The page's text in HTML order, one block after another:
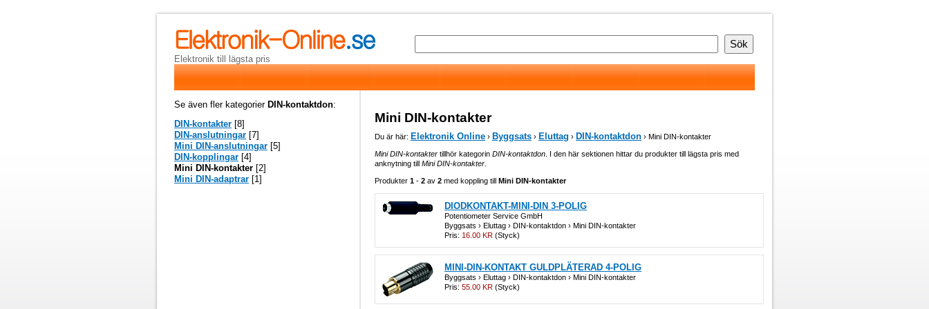
Elektronik till lägsta pris
Mini DIN-kontakter
Du är här: Elektronik Online › Byggsats › Eluttag › DIN-kontaktdon › Mini DIN-kontakter
Mini DIN-kontakter tillhör kategorin DIN-kontaktdon . I den här sektionen hittar du produkter till lägsta pris med
anknytning till Mini DIN-kontakter
Produkter 1 - 2 av 2 med koppling till Mini DIN-kontakter
DIODKONTAKT-MINI-DIN 3-POLIG
Potentiometer Service GmbH
Byggsats › Eluttag › DIN-kontaktdon › Mini DIN-kontakter
Pris: 16.00 KR (Styck)
MINI-DIN-KONTAKT GULDPLÄTERAD 4-POLIG
Byggsats › Eluttag › DIN-kontaktdon › Mini DIN-kontakter
Pris: 55.00 KR (Styck)
Se även fler kategorier DIN-kontaktdon:
DIN-kontakter [8]
DIN-anslutningar [7]
Mini DIN-anslutningar [5]
DIN-kopplingar [4]
Mini DIN-kontakter [2]
Mini DIN-adaptrar [1]